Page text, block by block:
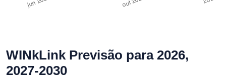
WINkLink Previsão para 2026,
2027-2030